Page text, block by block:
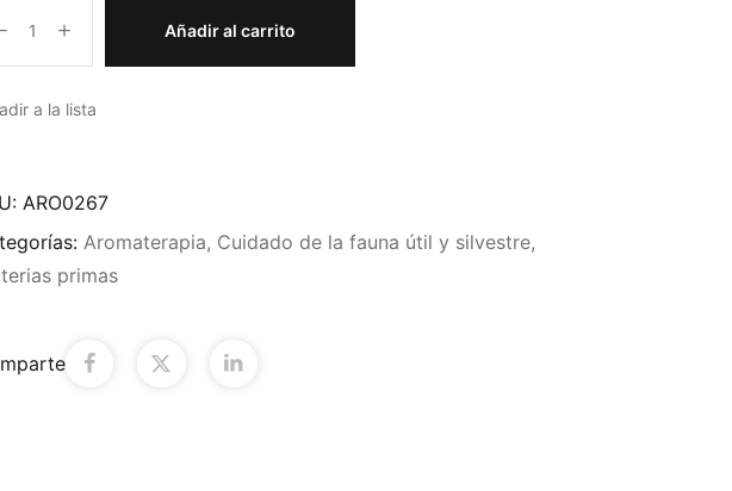
Añadir al carrito
a la lista
ARO0267
Aromaterapia, Cuidado de la fauna útil y silvestre,
primas